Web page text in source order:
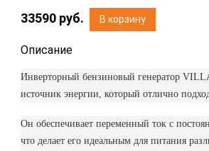
33590руб. В корзину
Описание
Инверторный бензиновый генератор
источник энергии, который отлично
Он обеспечивает переменный ток с
что делает его идеальным для питания